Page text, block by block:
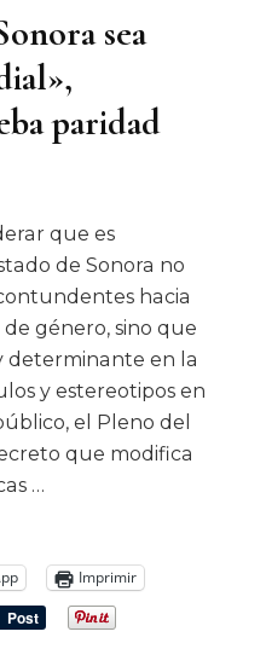
sea
paridad
que es
de Sonora no
hacia
género, sino que
determinante en la
y estereotipos en
el Pleno del
que modifica
…
Imprimir